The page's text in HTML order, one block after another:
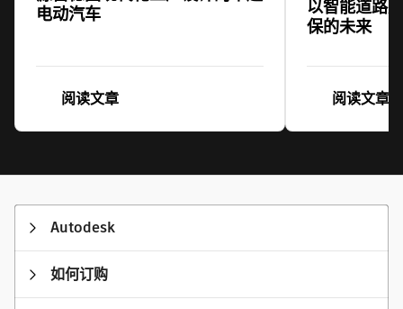
电动汽车
阅读文章
以智能道路
保的未来
阅读文章
Autodesk
如何订购